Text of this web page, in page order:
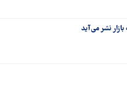
نشر می‌آید